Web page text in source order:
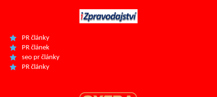
PR články
PR článek
seo pr články
PR články